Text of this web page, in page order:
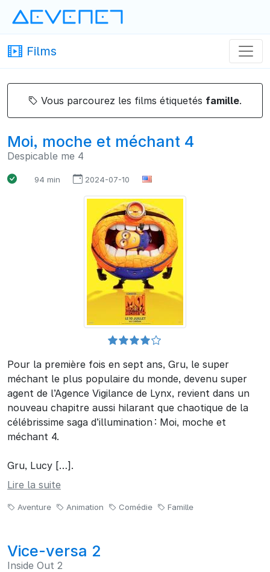
Films
Films · Devenet
Vous parcourez les films étiquetés famille.
Moi, moche et méchant 4
Despicable me 4
94 min 2024-07-10
Pour la première fois en sept ans, Gru, le super
méchant le plus populaire du monde, devenu super
agent de l’Agence Vigilance de Lynx, revient dans un
nouveau chapitre aussi hilarant que chaotique de la
célébrissime saga d’illumination : Moi, moche et
méchant 4.
Gru, Lucy […].
Lire la suite
Aventure Animation Comédie Famille
Vice-versa 2
Inside Out 2